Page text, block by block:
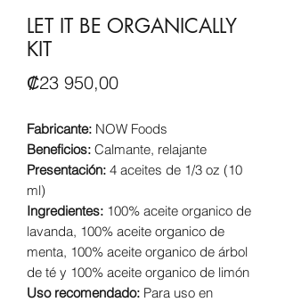
LET IT BE ORGANICALLY
KIT
₡23 950,00Precio
Fabricante: NOW Foods
Beneficios: Calmante, relajante
Presentación: 4 aceites de 1/3 oz (10
ml)
Ingredientes: 100% aceite organico de
lavanda, 100% aceite organico de
menta, 100% aceite organico de árbol
de té y 100% aceite organico de limón
Uso recomendado: Para uso en